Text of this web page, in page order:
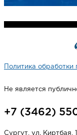
Политика
Не является
+7 (3462)
Сургут, ул. Киртбая,